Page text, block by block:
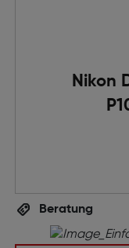
Nikon
Beratung